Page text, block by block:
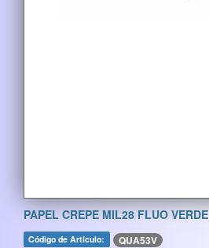
PAPEL CREPE MIL28 FLUO VERDE
Código de Artículo: QUA53V